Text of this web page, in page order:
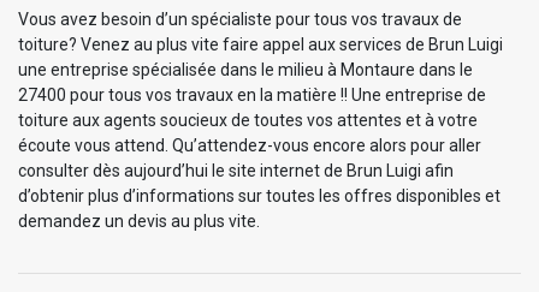
Vous avez besoin d’un spécialiste pour tous vos travaux de
toiture? Venez au plus vite faire appel aux services de Brun Luigi
une entreprise spécialisée dans le milieu à Montaure dans le
27400 pour tous vos travaux en la matière !! Une entreprise de
toiture aux agents soucieux de toutes vos attentes et à votre
écoute vous attend. Qu’attendez-vous encore alors pour aller
consulter dès aujourd’hui le site internet de Brun Luigi afin
d’obtenir plus d’informations sur toutes les offres disponibles et
demandez un devis au plus vite.